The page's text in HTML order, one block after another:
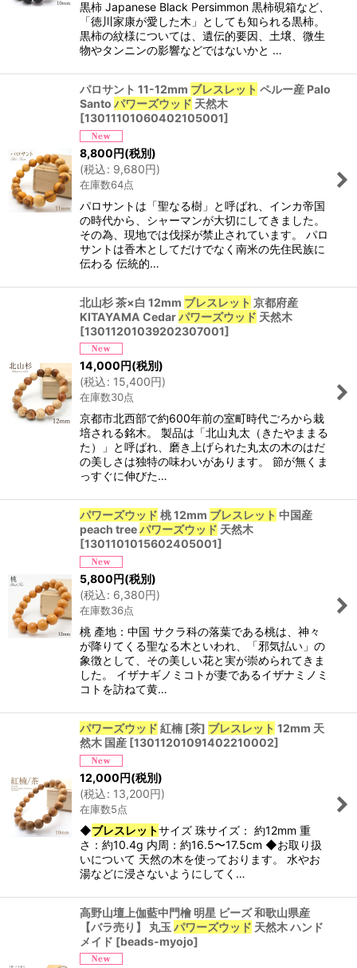
黒柿 Japanese Black Persimmon 黒柿硯箱など、
「徳川家康が愛した木」としても知られる黒柿。
黒柿の紋様については、遺伝的要因、土壌、微生
物やタンニンの影響などではないかと …
パロサント 11-12mm ブレスレット ペルー産 Palo
Santo パワーズウッド 天然木
[13011101060402105001]
8,800円(税別)
(税込: 9,680円)
在庫数64点
パロサントは「聖なる樹」と呼ばれ、インカ帝国
の時代から、シャーマンが大切にしてきました。
その為、現地では伐採が禁止されています。 パロ
サントは香木としてだけでなく南米の先住民族に
伝わる 伝統的…
北山杉 茶×白 12mm ブレスレット 京都府産
KITAYAMA Cedarパワーズウッド 天然木
[13011201039202307001]
14,000円(税別)
(税込: 15,400円)
在庫数30点
京都市北西部で約600年前の室町時代ごろから栽
培される銘木。 製品は「北山丸太（きたやままる
た）」と呼ばれ、磨き上げられた丸太の木のはだ
の美しさは独特の味わいがあります。 節が無くま
っすぐに伸びた…
パワーズウッド 桃 12mm ブレスレット 中国産
peach treeパワーズウッド 天然木
[1301101015602405001]
5,800円(税別)
(税込: 6,380円)
在庫数36点
桃 產地：中国 サクラ科の落葉である桃は、神々
が降りてくる聖なる木といわれ、「邪気払い」の
象徴として、その美しい花と実が崇められてきま
した。 イザナギノミコトが妻であるイザナミノミ
コトを訪ねて黄…
パワーズウッド 紅楠 [茶] ブレスレット 12mm 天
然木 国産 [13011201091402210002]
12,000円(税別)
(税込: 13,200円)
在庫数5点
◆ブレスレットサイズ 珠サイズ： 約12mm 重
さ：約10.4g 内周：約16.5〜17.5cm ◆お取り扱
いについて 天然の木を使っております。 水やお
湯などに浸さないようにしてく…
高野山壇上伽藍中門檜 明星 ビーズ 和歌山県産
【バラ売り】 丸玉 パワーズウッド 天然木 ハンド
メイド [beads-myojo]